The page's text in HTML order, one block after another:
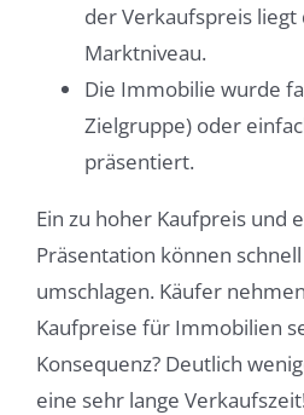
der Verkaufspreis
Marktniveau.
Die Immobilie wurde
Zielgruppe) oder
präsentiert.
Ein zu hoher Kaufpreis und
Präsentation können
umschlagen. Käufer
Kaufpreise für Immobilien
Konsequenz? Deutlich
eine sehr lange